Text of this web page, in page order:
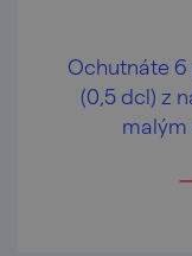
Ochutnáte 6
(0,5 dcl) z
malým